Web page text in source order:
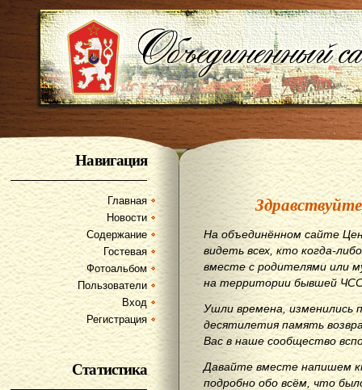
Навигация
Главная
Новости
Содержание
Гостевая
Фотоальбом
Пользователи
Вход
Регистрация
Статистика
На объединённом сайте
видеть всех, кто когда-
вместе с родителями или
на территории бывшей
Ушли времена, изменились
десятилетия память
Вас в наше сообщество
Давайте вместе напишем
подробно обо всём, что